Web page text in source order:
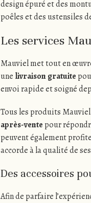
design épuré et des
poêles et des ustensiles
Les services
Mauviel met tout en
une livraison gratuite
envoi rapide et soigné
Tous les produits
après-vente pour
peuvent également
accorde à la qualité de
Des accessoires
Afin de parfaire